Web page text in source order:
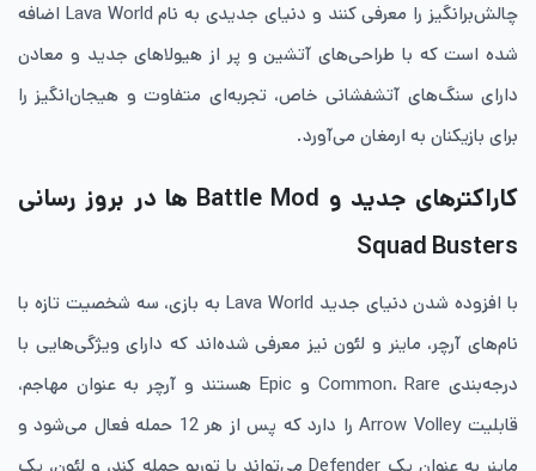
چالش‌برانگیز را معرفی کنند و دنیای جدیدی به نام Lava World اضافه
شده است که با طراحی‌های آتشین و پر از هیولاهای جدید و معادن
دارای سنگ‌های آتشفشانی خاص، تجربه‌ای متفاوت و هیجان‌انگیز را
برای بازیکنان به ارمغان می‌آورد.
کاراکترهای جدید و Battle Mod ها در بروز رسانی
Squad Busters
با افزوده شدن دنیای جدید Lava World به بازی، سه شخصیت تازه با
نام‌های آرچر، ماینر و لئون نیز معرفی شده‌اند که دارای ویژگی‌هایی با
درجه‌بندی Common، Rare و Epic هستند و آرچر به عنوان مهاجم،
قابلیت Arrow Volley را دارد که پس از هر 12 حمله فعال می‌شود و
ماینر به عنوان یک Defender می‌تواند با توربو حمله کند، و لئون، یک